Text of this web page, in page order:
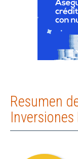
Resumen
Inversiones